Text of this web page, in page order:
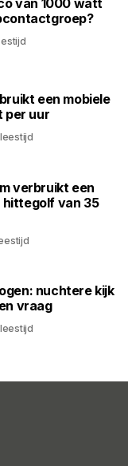
van 1000 watt
een mobiele
per uur
verbruikt een
hittegolf van 35
nuchtere kijk
vraag